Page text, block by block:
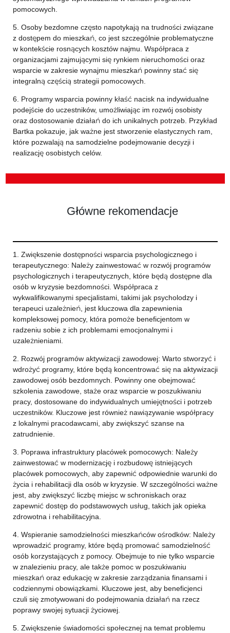
pomocowych.
5. Osoby bezdomne często napotykają na trudności związane
z dostępem do mieszkań, co jest szczególnie problematyczne
w kontekście rosnących kosztów najmu. Współpraca z
organizacjami zajmującymi się rynkiem nieruchomości oraz
wsparcie w zakresie wynajmu mieszkań powinny stać się
integralną częścią strategii pomocowych.
6. Programy wsparcia powinny kłaść nacisk na indywidualne
podejście do uczestników, umożliwiając im rozwój osobisty
oraz dostosowanie działań do ich unikalnych potrzeb. Przykład
Bartka pokazuje, jak ważne jest stworzenie elastycznych ram,
które pozwalają na samodzielne podejmowanie decyzji i
realizację osobistych celów.
Główne rekomendacje
1. Zwiększenie dostępności wsparcia psychologicznego i
terapeutycznego: Należy zainwestować w rozwój programów
psychologicznych i terapeutycznych, które będą dostępne dla
osób w kryzysie bezdomności. Współpraca z
wykwalifikowanymi specjalistami, takimi jak psycholodzy i
terapeuci uzależnień, jest kluczowa dla zapewnienia
kompleksowej pomocy, która pomoże beneficjentom w
radzeniu sobie z ich problemami emocjonalnymi i
uzależnieniami.
2. Rozwój programów aktywizacji zawodowej: Warto stworzyć i
wdrożyć programy, które będą koncentrować się na aktywizacji
zawodowej osób bezdomnych. Powinny one obejmować
szkolenia zawodowe, staże oraz wsparcie w poszukiwaniu
pracy, dostosowane do indywidualnych umiejętności i potrzeb
uczestników. Kluczowe jest również nawiązywanie współpracy
z lokalnymi pracodawcami, aby zwiększyć szanse na
zatrudnienie.
3. Poprawa infrastruktury placówek pomocowych: Należy
zainwestować w modernizację i rozbudowę istniejących
placówek pomocowych, aby zapewnić odpowiednie warunki do
życia i rehabilitacji dla osób w kryzysie. W szczególności ważne
jest, aby zwiększyć liczbę miejsc w schroniskach oraz
zapewnić dostęp do podstawowych usług, takich jak opieka
zdrowotna i rehabilitacyjna.
4. Wspieranie samodzielności mieszkańców ośrodków: Należy
wprowadzić programy, które będą promować samodzielność
osób korzystających z pomocy. Obejmuje to nie tylko wsparcie
w znalezieniu pracy, ale także pomoc w poszukiwaniu
mieszkań oraz edukację w zakresie zarządzania finansami i
codziennymi obowiązkami. Kluczowe jest, aby beneficjenci
czuli się zmotywowani do podejmowania działań na rzecz
poprawy swojej sytuacji życiowej.
5. Zwiększenie świadomości społecznej na temat problemu